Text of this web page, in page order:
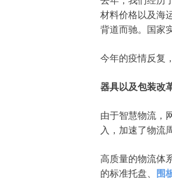
材料价格以及海
背道而驰。国家
今年的疫情反复
器具以及包装改
由于智慧物流，
入，加速了物流
高质量的物流体
的标准托盘、
围